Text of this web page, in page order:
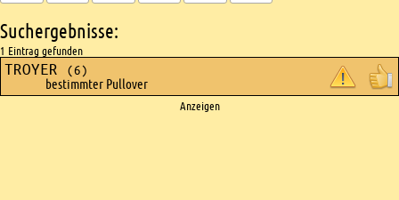
Suchergebnisse:
1 Eintrag gefunden
TROYER (6)
bestimmter Pullover
Anzeigen